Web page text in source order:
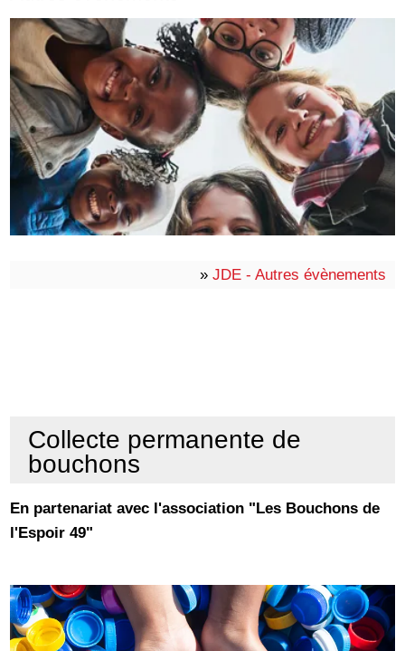
» JDE - Autres évènements
Collecte permanente de
bouchons
En partenariat avec l'association "Les Bouchons de
l'Espoir 49"